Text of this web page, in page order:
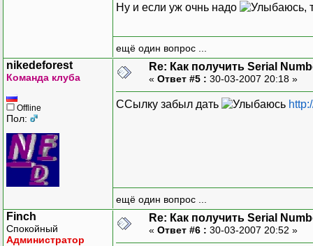
Ну и если уж очнь надо ,
ещё один вопрос ...
nikedeforest
Команда клуба
Offline
Пол:
Re: Как получить Serial
« Ответ #5 : 30-03-2007 20:18 »
ССылку забыл дать
ещё один вопрос ...
Finch
Спокойный
Администратор
Re: Как получить Serial
« Ответ #6 : 30-03-2007 20:52 »